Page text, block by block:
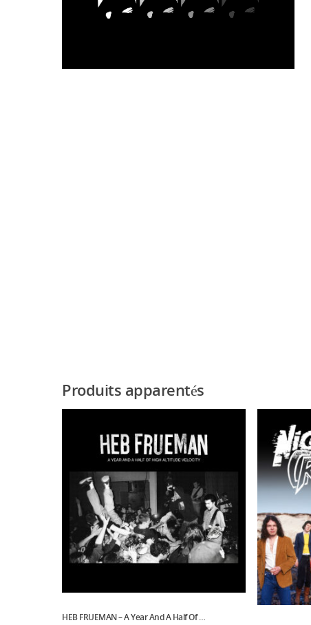
Produits apparentés
Ajouter Au Panier
HEB FRUEMAN – A Year And A Half Of …